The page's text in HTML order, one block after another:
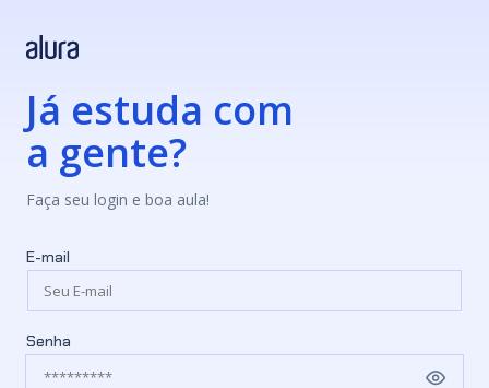
Já estuda com
a gente?
Faça seu login e boa aula!
E-mail
Senha